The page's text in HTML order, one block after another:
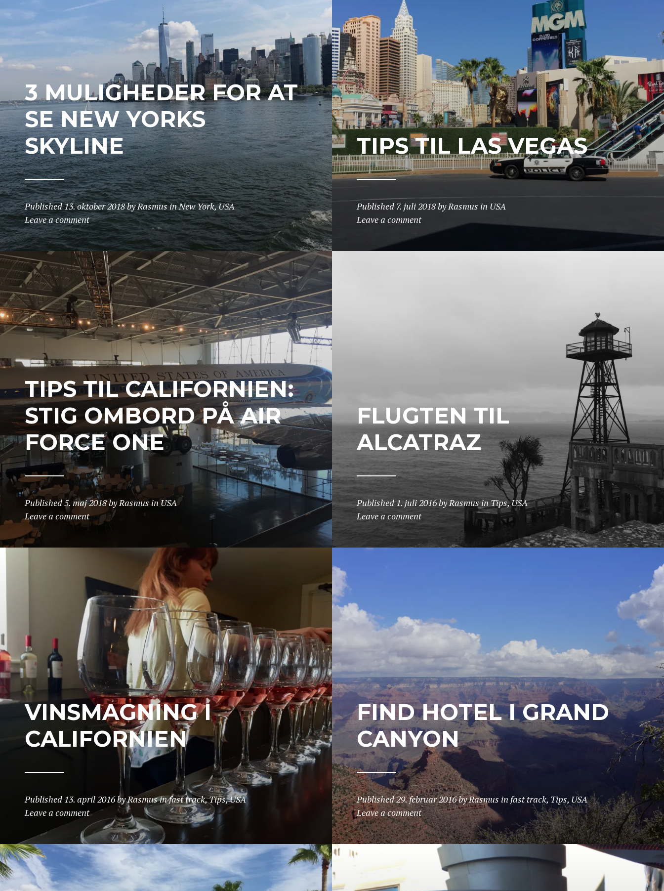
3 MULIGHEDER FOR AT
SE NEW YORKS
SKYLINE
Published13. oktober 2018byRasmusinNew York,USA
Leave a comment
TIPS TIL LAS VEGAS
Published 7. juli 2018byRasmus in USA
Leave a comment
TIPS TIL CALIFORNIEN:
STIG OMBORD PÅ AIR
FORCE ONE
Published5. maj 2018byRasmus in USA
Leave a comment
FLUGTEN TIL
ALCATRAZ
Published1. juli 2016byRasmus inTips,USA
Leave a comment
VINSMAGNING I
CALIFORNIEN
Published 13. april 2016byRasmusinfast track,Tips,USA
Leave a comment
FIND HOTEL I GRAND
CANYON
Published29. februar 2016byRasmus in fast track, Tips, USA
Leave a comment